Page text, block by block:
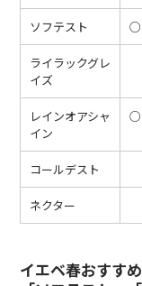
ソフテスト ○
ライラックグレ
イズ
レインオアシャ
イン
○
コールデスト
ネクター
イエベ春おすす